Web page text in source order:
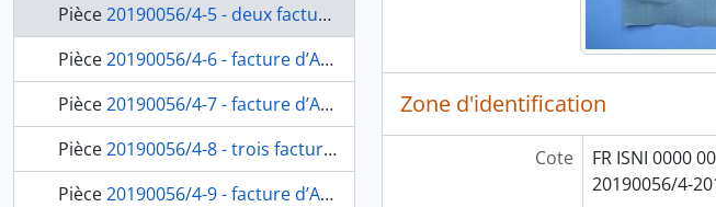
Pièce20190056/4-5 - deux factures du domestique de l’Académie Ferraro Concience, fol. 5-6
Pièce20190056/4-6 - facture d’Angelo Quadrini, vernisseur, fol. 7
Pièce20190056/4-7 - facture d’Alessandro Focardi, marbrier, fol. 8
Pièce20190056/4-8 - trois factures, du vitrier Antonio D’Enea, fol. 9-11bis
Pièce20190056/4-9 - facture d’Angelo Quadrini, vernisseur, fol. 12
Zone d'identification
Cote
FR ISNI 0000
20190056/4-